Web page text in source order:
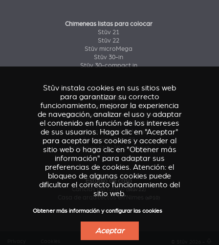
Chimeneas listas para colocar
Stûv 21
Stûv 22
Stûv microMega
Stûv 30-in
Stûv 30-compact in
Accesorios
Accesorio Stûv 16
Accesorios y revestimientos Stûv 21
Accesorios y revestimientos Stûv 22
Accesorio Stûv microMega
Accesorio Stûv 30
Accesorio Stûv 30-compact
Estudio de caso
Caricias del futuro
Casa de arquitectos en Nimes
Stûv instala cookies en sus sitios web
para garantizar su correcto
funcionamiento, mejorar la experiencia
de navegación, analizar el uso y adaptar
el contenido en función de los intereses
de sus usuarios. Haga clic en "Aceptar"
para aceptar las cookies y acceder al
sitio web o haga clic en "Obtener más
información" para adaptar sus
preferencias de cookies. Atención: el
bloqueo de algunas cookies puede
dificultar el correcto funcionamiento del
sitio web.
Obtener más información y configurar las cookies
Aceptar